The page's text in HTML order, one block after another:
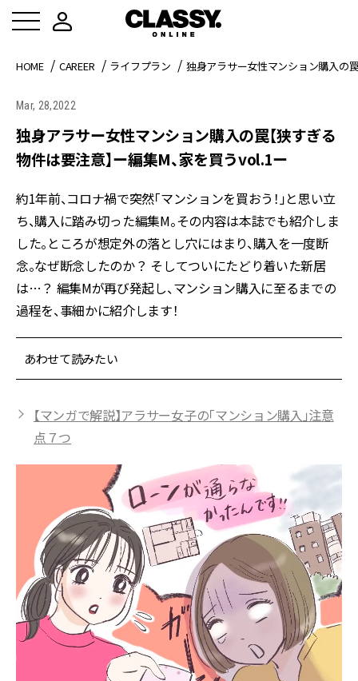
HOME CAREER ライフプラン 独身アラサー女性マンション購入の
Mar, 28,2022
独身アラサー女性マンション購入の罠【狭すぎる
物件は要注意】ー編集M、家を買うvol.1ー
約1年前、コロナ禍で突然「マンションを買おう！」と思い立
ち、購入に踏み切った編集M。その内容は本誌でも紹介しま
した。ところが想定外の落とし穴にはまり、購入を一度断
念。なぜ断念したのか？ そしてついにたどり着いた新居
は…？ 編集Mが再び発起し、マンション購入に至るまでの
過程を、事細かに紹介します！
あわせて読みたい
【マンガで解説】アラサー女子の「マンション購入」注意
点７つ